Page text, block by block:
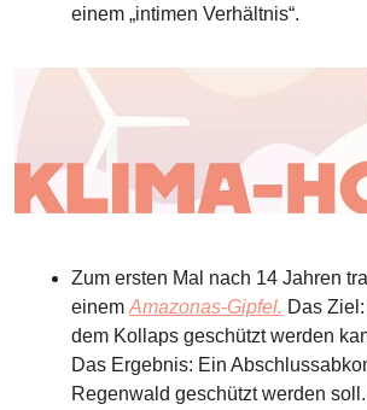
einem „intimen Verhältnis“.
Zum ersten Mal nach 14 Jahren
einem Amazonas-Gipfel. Das
dem Kollaps geschützt werden
Das Ergebnis: Ein
Regenwald geschützt werden